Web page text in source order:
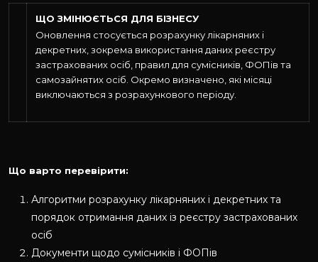
ЩО ЗМІНЮЄТЬСЯ ДЛЯ БІЗНЕСУ
Оновлення стосується розрахунку лікарняних і
декретних, зокрема використання даних реєстру
застрахованих осіб, правил для сумісників, ФОПів та
самозайнятих осіб. Окремо визначено, які місяці
виключаються з розрахункового періоду.
Що варто перевірити:
Алгоритми розрахунку лікарняних і декретних та
порядок отримання даних із реєстру застрахованих
осіб
Документи щодо сумісників і ФОПів